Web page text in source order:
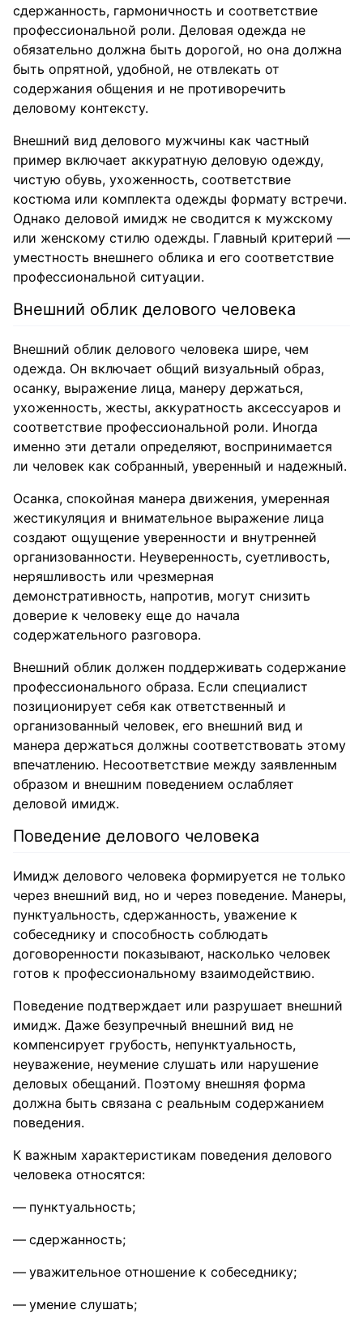
сдержанность, гармоничность и соответствие
профессиональной роли. Деловая одежда не
обязательно должна быть дорогой, но она должна
быть опрятной, удобной, не отвлекать от
содержания общения и не противоречить
деловому контексту.
Внешний вид делового мужчины как частный
пример включает аккуратную деловую одежду,
чистую обувь, ухоженность, соответствие
костюма или комплекта одежды формату встречи.
Однако деловой имидж не сводится к мужскому
или женскому стилю одежды. Главный критерий —
уместность внешнего облика и его соответствие
профессиональной ситуации.
Внешний облик делового человека
Внешний облик делового человека шире, чем
одежда. Он включает общий визуальный образ,
осанку, выражение лица, манеру держаться,
ухоженность, жесты, аккуратность аксессуаров и
соответствие профессиональной роли. Иногда
именно эти детали определяют, воспринимается
ли человек как собранный, уверенный и надежный.
Осанка, спокойная манера движения, умеренная
жестикуляция и внимательное выражение лица
создают ощущение уверенности и внутренней
организованности. Неуверенность, суетливость,
неряшливость или чрезмерная
демонстративность, напротив, могут снизить
доверие к человеку еще до начала
содержательного разговора.
Внешний облик должен поддерживать содержание
профессионального образа. Если специалист
позиционирует себя как ответственный и
организованный человек, его внешний вид и
манера держаться должны соответствовать этому
впечатлению. Несоответствие между заявленным
образом и внешним поведением ослабляет
деловой имидж.
Поведение делового человека
Имидж делового человека формируется не только
через внешний вид, но и через поведение. Манеры,
пунктуальность, сдержанность, уважение к
собеседнику и способность соблюдать
договоренности показывают, насколько человек
готов к профессиональному взаимодействию.
Поведение подтверждает или разрушает внешний
имидж. Даже безупречный внешний вид не
компенсирует грубость, непунктуальность,
неуважение, неумение слушать или нарушение
деловых обещаний. Поэтому внешняя форма
должна быть связана с реальным содержанием
поведения.
К важным характеристикам поведения делового
человека относятся:
пунктуальность;
сдержанность;
уважительное отношение к собеседнику;
умение слушать;